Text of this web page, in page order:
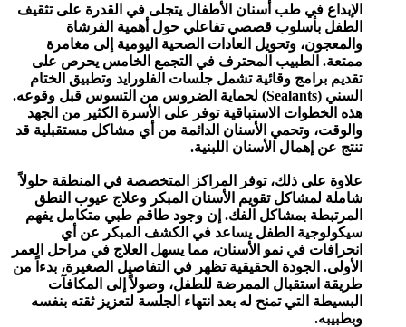
الإبداع في طب أسنان الأطفال يتجلى في القدرة على تثقيف
الطفل بأسلوب قصصي تفاعلي حول أهمية الفرشاة
والمعجون، وتحويل العادات الصحية اليومية إلى مغامرة
ممتعة. الطبيب المحترف في التجمع الخامس يحرص على
تقديم برامج وقائية تشمل جلسات الفلورايد وتطبيق الختام
السني (Sealants) لحماية الضروس من التسوس قبل وقوعه.
هذه الخطوات الاستباقية توفر على الأسرة الكثير من الجهد
والوقت، وتحمي الأسنان الدائمة من أي مشاكل مستقبلية قد
تنتج عن إهمال الأسنان اللبنية.
علاوة على ذلك، توفر المراكز المتخصصة في المنطقة حلولاً
شاملة لمشاكل تقويم الأسنان المبكر وعلاج عيوب النطق
المرتبطة بمشاكل الفك. إن وجود طاقم طبي متكامل يفهم
سيكولوجية الطفل يساعد في الكشف المبكر عن أي
انحرافات في نمو الأسنان، مما يسهل العلاج في مراحل العمر
الأولى. الجودة الحقيقية تظهر في التفاصيل الصغيرة، بدءاً من
طريقة استقبال الممرضة للطفل، وصولاً إلى المكافآت
البسيطة التي تمنح له بعد انتهاء الجلسة لتعزيز ثقته بنفسه
وبطبيبه.